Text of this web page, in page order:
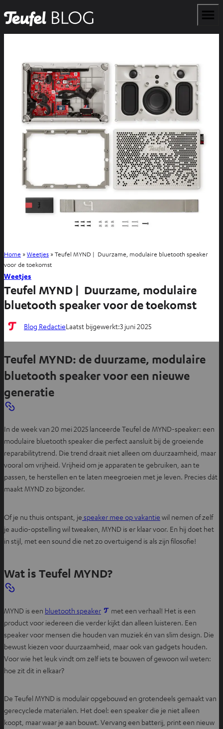
Home »Weetjes »Teufel MYND | Duurzame, modulaire bluetooth speaker
voor de toekomst
Weetjes
Teufel MYND | Duurzame, modulaire
bluetooth speaker voor de toekomst
Blog RedactieLaatst bijgewerkt:3 juni 2025
Teufel MYND: de duurzame, modulaire
bluetooth speaker voor een nieuwe
generatie
In de week van 20 mei 2025 lanceerde Teufel de MYND-speaker: een
modulaire bluetooth speaker die perfect aansluit bij de groeiende
reparabilitytrend. Die trend draait niet alleen om duurzaamheid, maar
vooral om vrijheid. Vrijheid om je apparaten te gebruiken, aan te
passen, te herstellen en te laten meegroeien met je leven. Precies dát
maakt MYND zo bijzonder.
Of je nu thuis ontspant, je speaker mee op vakantie wil nemen of zelf
je audio-opstelling wil tweaken, MYND is er klaar voor. En hij doet het
in stijl, met een sound die net zo overtuigend is als zijn filosofie!
Wat is Teufel MYND?
MYND is een bluetooth speaker
met een verhaal! Het is een
product voor iedereen die verder kijkt dan alleen luisteren. Een
speaker voor mensen die houden van muziek én van slim design. Die
bewust kiezen voor duurzaamheid, maar ook van gadgets houden.
Voor wie het leuk vindt om zelf iets te bouwen of gewoon wil weten:
hoe zit dit in elkaar?
De Teufel MYND is modulair opgebouwd en grotendeels gemaakt van
gerecyclede materialen. Het doel: een speaker die je niet alleen
koopt, maar waar je aan bouwt. Vervang een batterij, print een nieuw